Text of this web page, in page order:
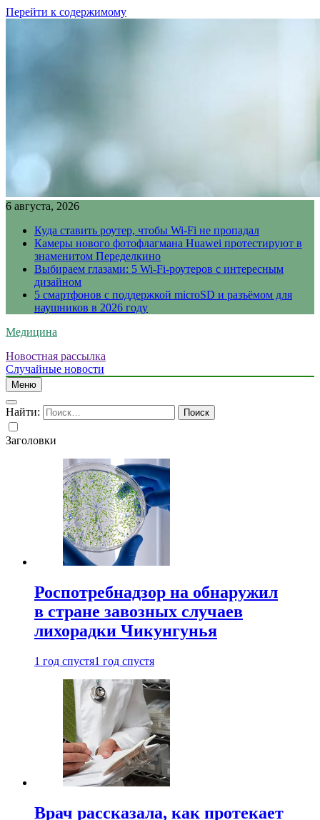
Перейти к содержимому
6 августа, 2026
Куда ставить роутер, чтобы Wi-Fi не пропадал
Камеры нового фотофлагмана Huawei протестируют в
знаменитом Переделкино
Выбираем глазами: 5 Wi-Fi-роутеров с интересным
дизайном
5 смартфонов с поддержкой microSD и разъёмом для
наушников в 2026 году
Медицина
Новостная рассылка
Случайные новости
Меню
Найти:
Заголовки
Роспотребнадзор на обнаружил
в стране завозных случаев
лихорадки Чикунгунья
1 год спустя1 год спустя
Врач рассказала, как протекает